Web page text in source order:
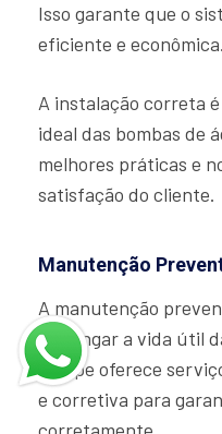
Isso garante que o
eficiente e econômica.
A instalação correta
ideal das bombas de
melhores práticas e
satisfação do cliente.
Manutenção
A manutenção
prolongar a vida útil
equipe oferece
e corretiva para